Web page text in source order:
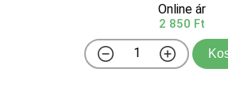
Online ár
2 850 Ft